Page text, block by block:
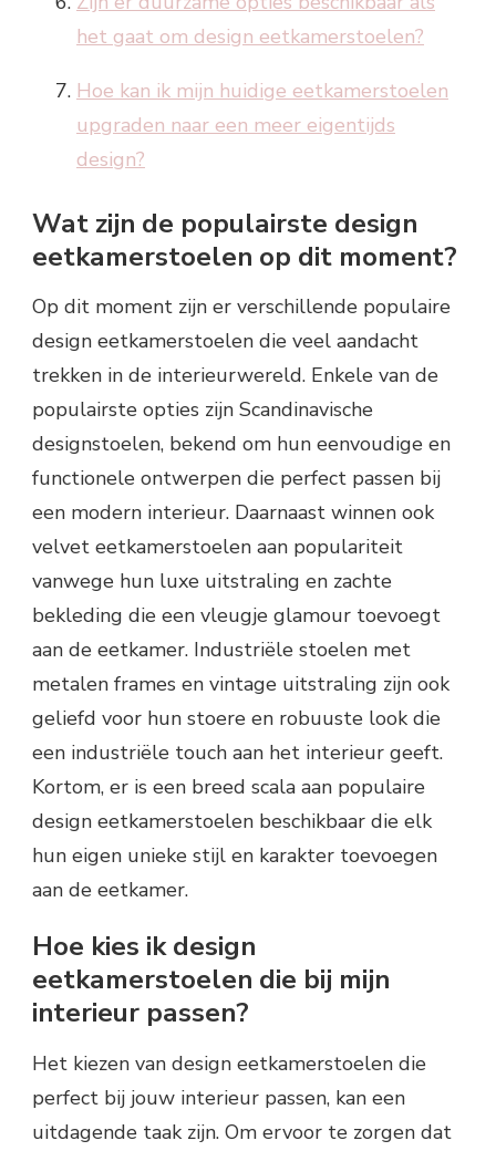
het gaat om design eetkamerstoelen?
Hoe kan ik mijn huidige eetkamerstoelen
upgraden naar een meer eigentijds
design?
Wat zijn de populairste design
eetkamerstoelen op dit moment?
Op dit moment zijn er verschillende populaire
design eetkamerstoelen die veel aandacht
trekken in de interieurwereld. Enkele van de
populairste opties zijn Scandinavische
designstoelen, bekend om hun eenvoudige en
functionele ontwerpen die perfect passen bij
een modern interieur. Daarnaast winnen ook
velvet eetkamerstoelen aan populariteit
vanwege hun luxe uitstraling en zachte
bekleding die een vleugje glamour toevoegt
aan de eetkamer. Industriële stoelen met
metalen frames en vintage uitstraling zijn ook
geliefd voor hun stoere en robuuste look die
een industriële touch aan het interieur geeft.
Kortom, er is een breed scala aan populaire
design eetkamerstoelen beschikbaar die elk
hun eigen unieke stijl en karakter toevoegen
aan de eetkamer.
Hoe kies ik design
eetkamerstoelen die bij mijn
interieur passen?
Het kiezen van design eetkamerstoelen die
perfect bij jouw interieur passen, kan een
uitdagende taak zijn. Om ervoor te zorgen dat